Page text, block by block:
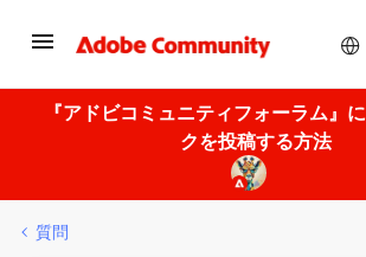
『アドビコミュニティフォーラム』
クを投稿する方法
質問